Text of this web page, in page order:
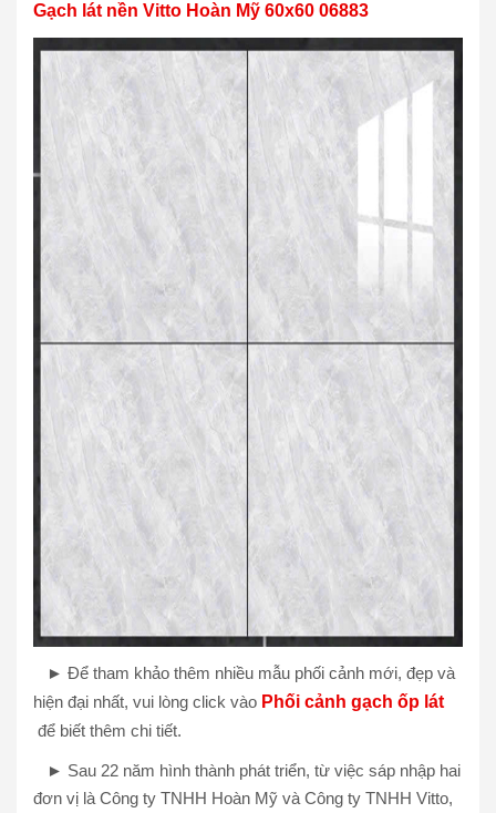
Gạch lát nền Vitto Hoàn Mỹ 60x60 06883
► Để tham khảo thêm nhiều mẫu phối cảnh mới, đẹp và
hiện đại nhất, vui lòng click vào Phối cảnh gạch ốp lát
để biết thêm chi tiết.
► Sau 22 năm hình thành phát triển, từ việc sáp nhập hai
đơn vị là Công ty TNHH Hoàn Mỹ và Công ty TNHH Vitto,